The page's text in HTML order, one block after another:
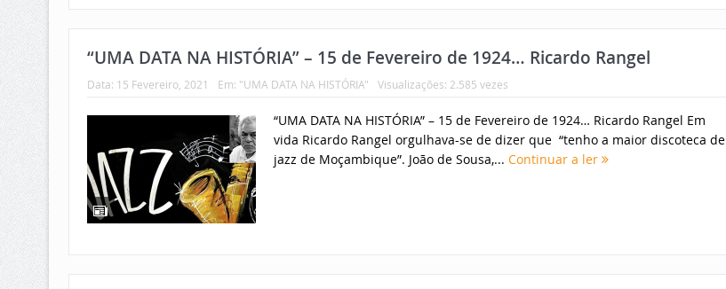
“UMA DATA NA HISTÓRIA” – 15 de Fevereiro de 1924… Ricardo Rangel
Data: 15 Fevereiro, 2021 Em: "UMA DATA NA HISTÓRIA" Visualizações: 2.585 vezes
“UMA DATA NA HISTÓRIA” – 15 de Fevereiro de 1924… Ricardo Rangel Em
vida Ricardo Rangel orgulhava-se de dizer que “tenho a maior discoteca de
jazz de Moçambique”. João de Sousa,... Continuar a ler